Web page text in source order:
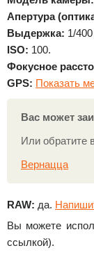
Апертура
Выдержка: 1/
ISO: 100.
Фокусное
GPS: Показать
Вас может
Или обратите
Вернацца
RAW: да.
Вы можете
ссылкой).